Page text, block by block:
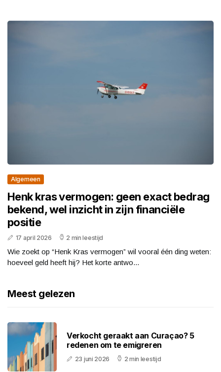
Algemeen
Henk kras vermogen: geen exact bedrag
bekend, wel inzicht in zijn financiële
positie
17 april 2026 2 min leestijd
Wie zoekt op “Henk Kras vermogen” wil vooral één ding weten:
hoeveel geld heeft hij? Het korte antwo...
Meest gelezen
Verkocht geraakt aan Curaçao? 5
redenen om te emigreren
23 juni 2026 2 min leestijd